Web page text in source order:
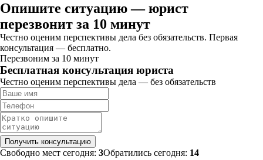
Опишите ситуацию — юрист
перезвонит за 10 минут
Честно оценим перспективы дела без обязательств. Первая
консультация — бесплатно.
Перезвоним за 10 минут
Бесплатная консультация юриста
Честно оценим перспективы дела — без обязательств
Получить консультацию
Свободно мест сегодня: 3Обратились сегодня: 14